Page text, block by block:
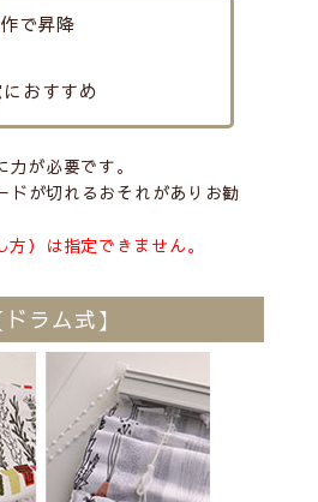
で昇降
おすすめ
が必要です。
ドが切れるおそれがありお勧
）は指定できません。
ラム式】